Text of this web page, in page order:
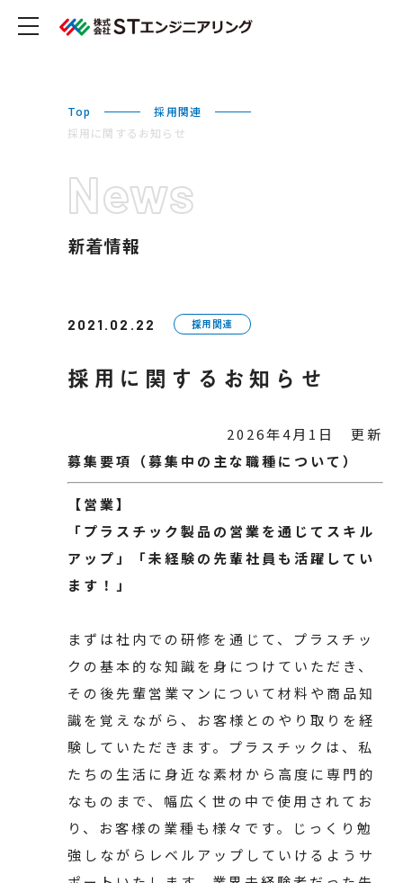
Top
採用関連
採用に関するお知らせ
News
新着情報
2021.02.22 採用関連
採用に関するお知らせ
2026年4月1日 更新
募集要項（募集中の主な職種について）
【営業】
「プラスチック製品の営業を通じてスキル
アップ」「未経験の先輩社員も活躍してい
ます！」
まずは社内での研修を通じて、プラスチッ
クの基本的な知識を身につけていただき、
その後先輩営業マンについて材料や商品知
識を覚えながら、お客様とのやり取りを経
験していただきます。プラスチックは、私
たちの生活に身近な素材から高度に専門的
なものまで、幅広く世の中で使用されてお
り、お客様の業種も様々です。じっくり勉
強しながらレベルアップしていけるようサ